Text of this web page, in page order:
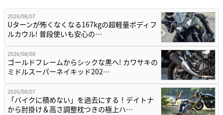
2026/08/07
Uターンが怖くなくなる167kgの超軽量ボディフ
ルカウル! 普段使いも安心の…
2026/08/08
ゴールドフレームからシックな黒へ! カワサキの
ミドルスーパーネイキッド202…
2026/08/07
「バイクに積めない」を過去にする！デイトナ
から肘掛け＆高さ調整枕つきの極上ハ…